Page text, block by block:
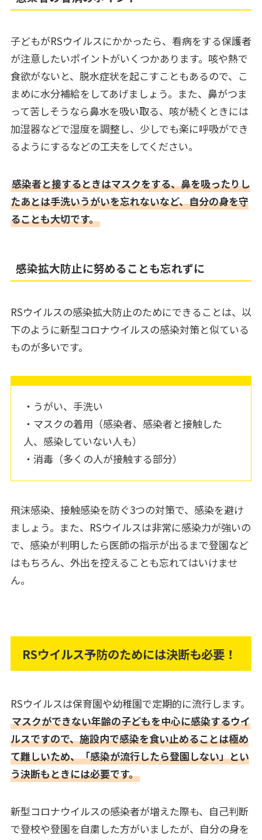
子どもがRSウイルスにかかったら、看病をする保護者
が注意したいポイントがいくつかあります。咳や熱で
食欲がないと、脱水症状を起こすこともあるので、こ
まめに水分補給をしてあげましょう。また、鼻がつま
って苦しそうなら鼻水を吸い取る、咳が続くときには
加湿器などで湿度を調整し、少しでも楽に呼吸ができ
るようにするなどの工夫をしてください。
感染者と接するときはマスクをする、鼻を吸ったりし
たあとは手洗いうがいを忘れないなど、自分の身を守
ることも大切です。
感染拡大防止に努めることも忘れずに
RSウイルスの感染拡大防止のためにできることは、以
下のように新型コロナウイルスの感染対策と似ている
ものが多いです。
・うがい、手洗い
・マスクの着用（感染者、感染者と接触した
人、感染していない人も）
・消毒（多くの人が接触する部分）
飛沫感染、接触感染を防ぐ3つの対策で、感染を避け
ましょう。また、RSウイルスは非常に感染力が強いの
で、感染が判明したら医師の指示が出るまで登園など
はもちろん、外出を控えることも忘れてはいけませ
ん。
RSウイルス予防のためには決断も必要！
RSウイルスは保育園や幼稚園で定期的に流行します。
マスクができない年齢の子どもを中心に感染するウイ
ルスですので、施設内で感染を食い止めることは極め
て難しいため、「感染が流行したら登園しない」とい
う決断もときには必要です。
新型コロナウイルスの感染者が増えた際も、自己判断
で登校や登園を自粛した方がいましたが、自分の身を